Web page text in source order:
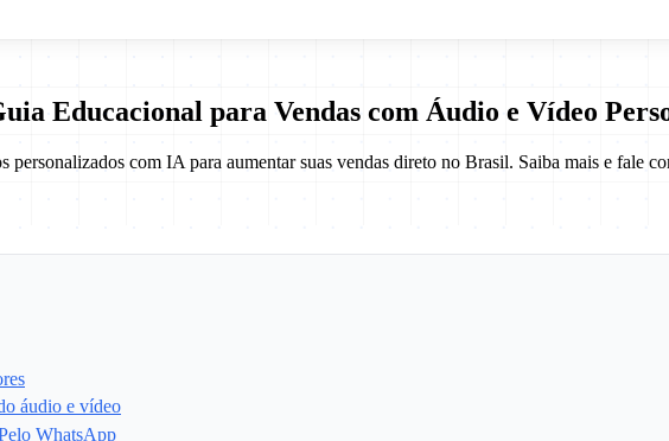
Educacional para Vendas com Áudio e Vídeo
com IA para aumentar suas vendas direto no Brasil. Saiba mais e fale
áudio e vídeo
WhatsApp